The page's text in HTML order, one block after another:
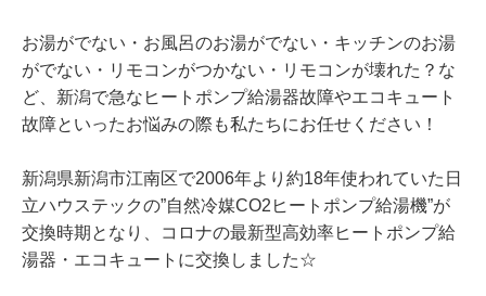
お湯がでない・お風呂のお湯がでない・キッチンのお湯
がでない・リモコンがつかない・リモコンが壊れた？な
ど、新潟で急なヒートポンプ給湯器故障やエコキュート
故障といったお悩みの際も私たちにお任せください！
新潟県新潟市江南区で2006年より約18年使われていた日
立ハウステックの”自然冷媒CO2ヒートポンプ給湯機”が
交換時期となり、コロナの最新型高効率ヒートポンプ給
湯器・エコキュートに交換しました☆